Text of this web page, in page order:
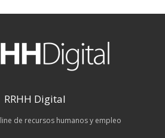
RRHH Digital
de recursos humanos y empleo